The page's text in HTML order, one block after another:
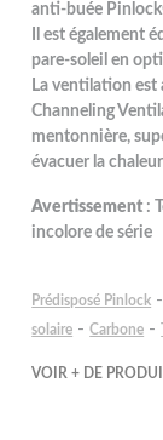
anti-buée
Il est également
pare-soleil en
La ventilation est
Channeling
mentonnière,
évacuer la
Avertissement :
incolore de série
Prédisposé Pinlock -
solaire -Carbone -
VOIR + DE